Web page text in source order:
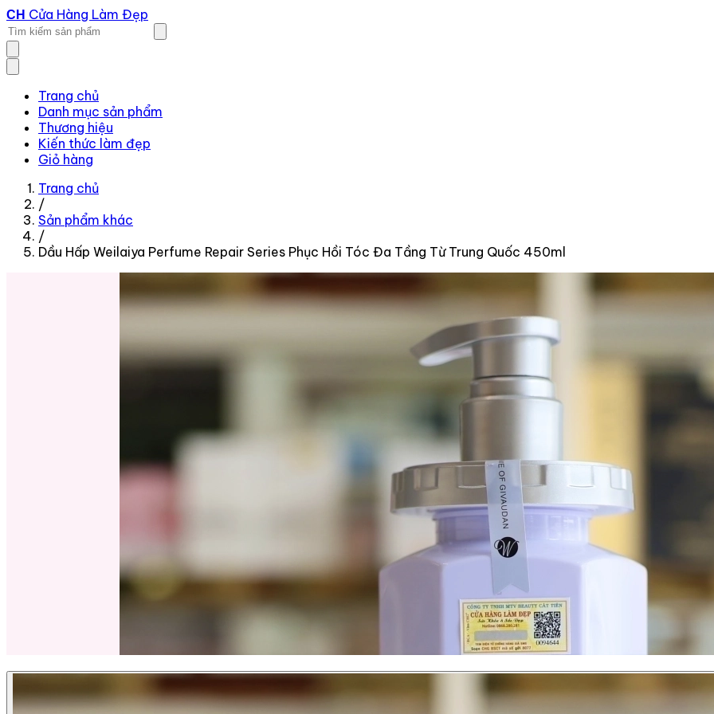
CH Cửa Hàng Làm Đẹp
Trang chủ
Danh mục sản phẩm
Thương hiệu
Kiến thức làm đẹp
Giỏ hàng
Trang chủ
/
Sản phẩm khác
/
Dầu Hấp Weilaiya Perfume Repair Series Phục Hồi Tóc Đa Tầng Từ Trung Quốc 450ml